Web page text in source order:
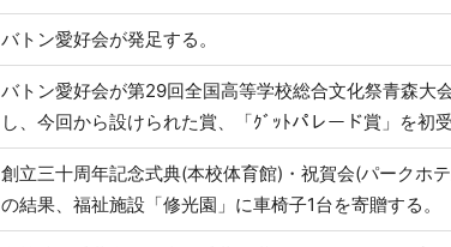
バトン愛好会が発足する。
バトン愛好会が第29回全国高等学校総合文化祭青森大
し、今回から設けられた賞、「ｸﾞｯﾄパレード賞」を初
創立三十周年記念式典(本校体育館)・祝賀会(パークホ
の結果、福祉施設「修光園」に車椅子1台を寄贈する。